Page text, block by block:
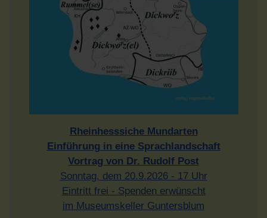
Rheinhesssiche Mundarten
Einführung in eine Sprachlandschaft
Vortrag von Dr. Rudolf Post
Sonntag, dem 20.9.2026 - 17 Uhr
Eintritt frei - Spenden erwünscht
im Museumskeller Guntersblum